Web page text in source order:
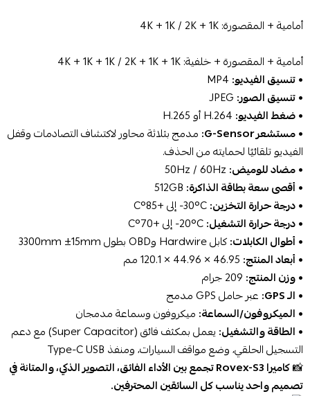
أمامية + المقصورة: ‎4K + 1K / 2K + 1K‎
أمامية + المقصورة + خلفية: ‎4K + 1K + 1K / 2K + 1K + 1K‎
•تنسيق الفيديو:
•تنسيق الصور:
•ضغط الفيديو:
•مستشعر G-Sensor:
مدمج بثلاثة محاور لاكتشاف التصادمات وقفل
الفيديو تلقائيًا لحمايته من الحذف.
•مضاد للوميض:
•أقصى سعة بطاقة الذاكرة:
•درجة حرارة التخزين:
•درجة حرارة التشغيل:
•أطوال الكابلات:كابل Hardwire وOBD بطول ‎3300mm ±15mm‎
•أبعاد المنتج:
•وزن المنتج:
• الـ GPS:
عبر حامل GPS مدمج
• الميكروفون/السماعة: ميكروفون وسماعة مدمجان
• الطاقة والتشغيل:
يعمل بمكثف فائق (Super Capacitor) مع دعم
التسجيل الحلقي، وضع مواقف السيارات، ومنفذ Type-C USB
📸
كاميرا Rovex-S3 تجمع بين الأداء الفائق، التصوير الذكي، والمتانة في
تصميم واحد يناسب كل السائقين المحترفين.